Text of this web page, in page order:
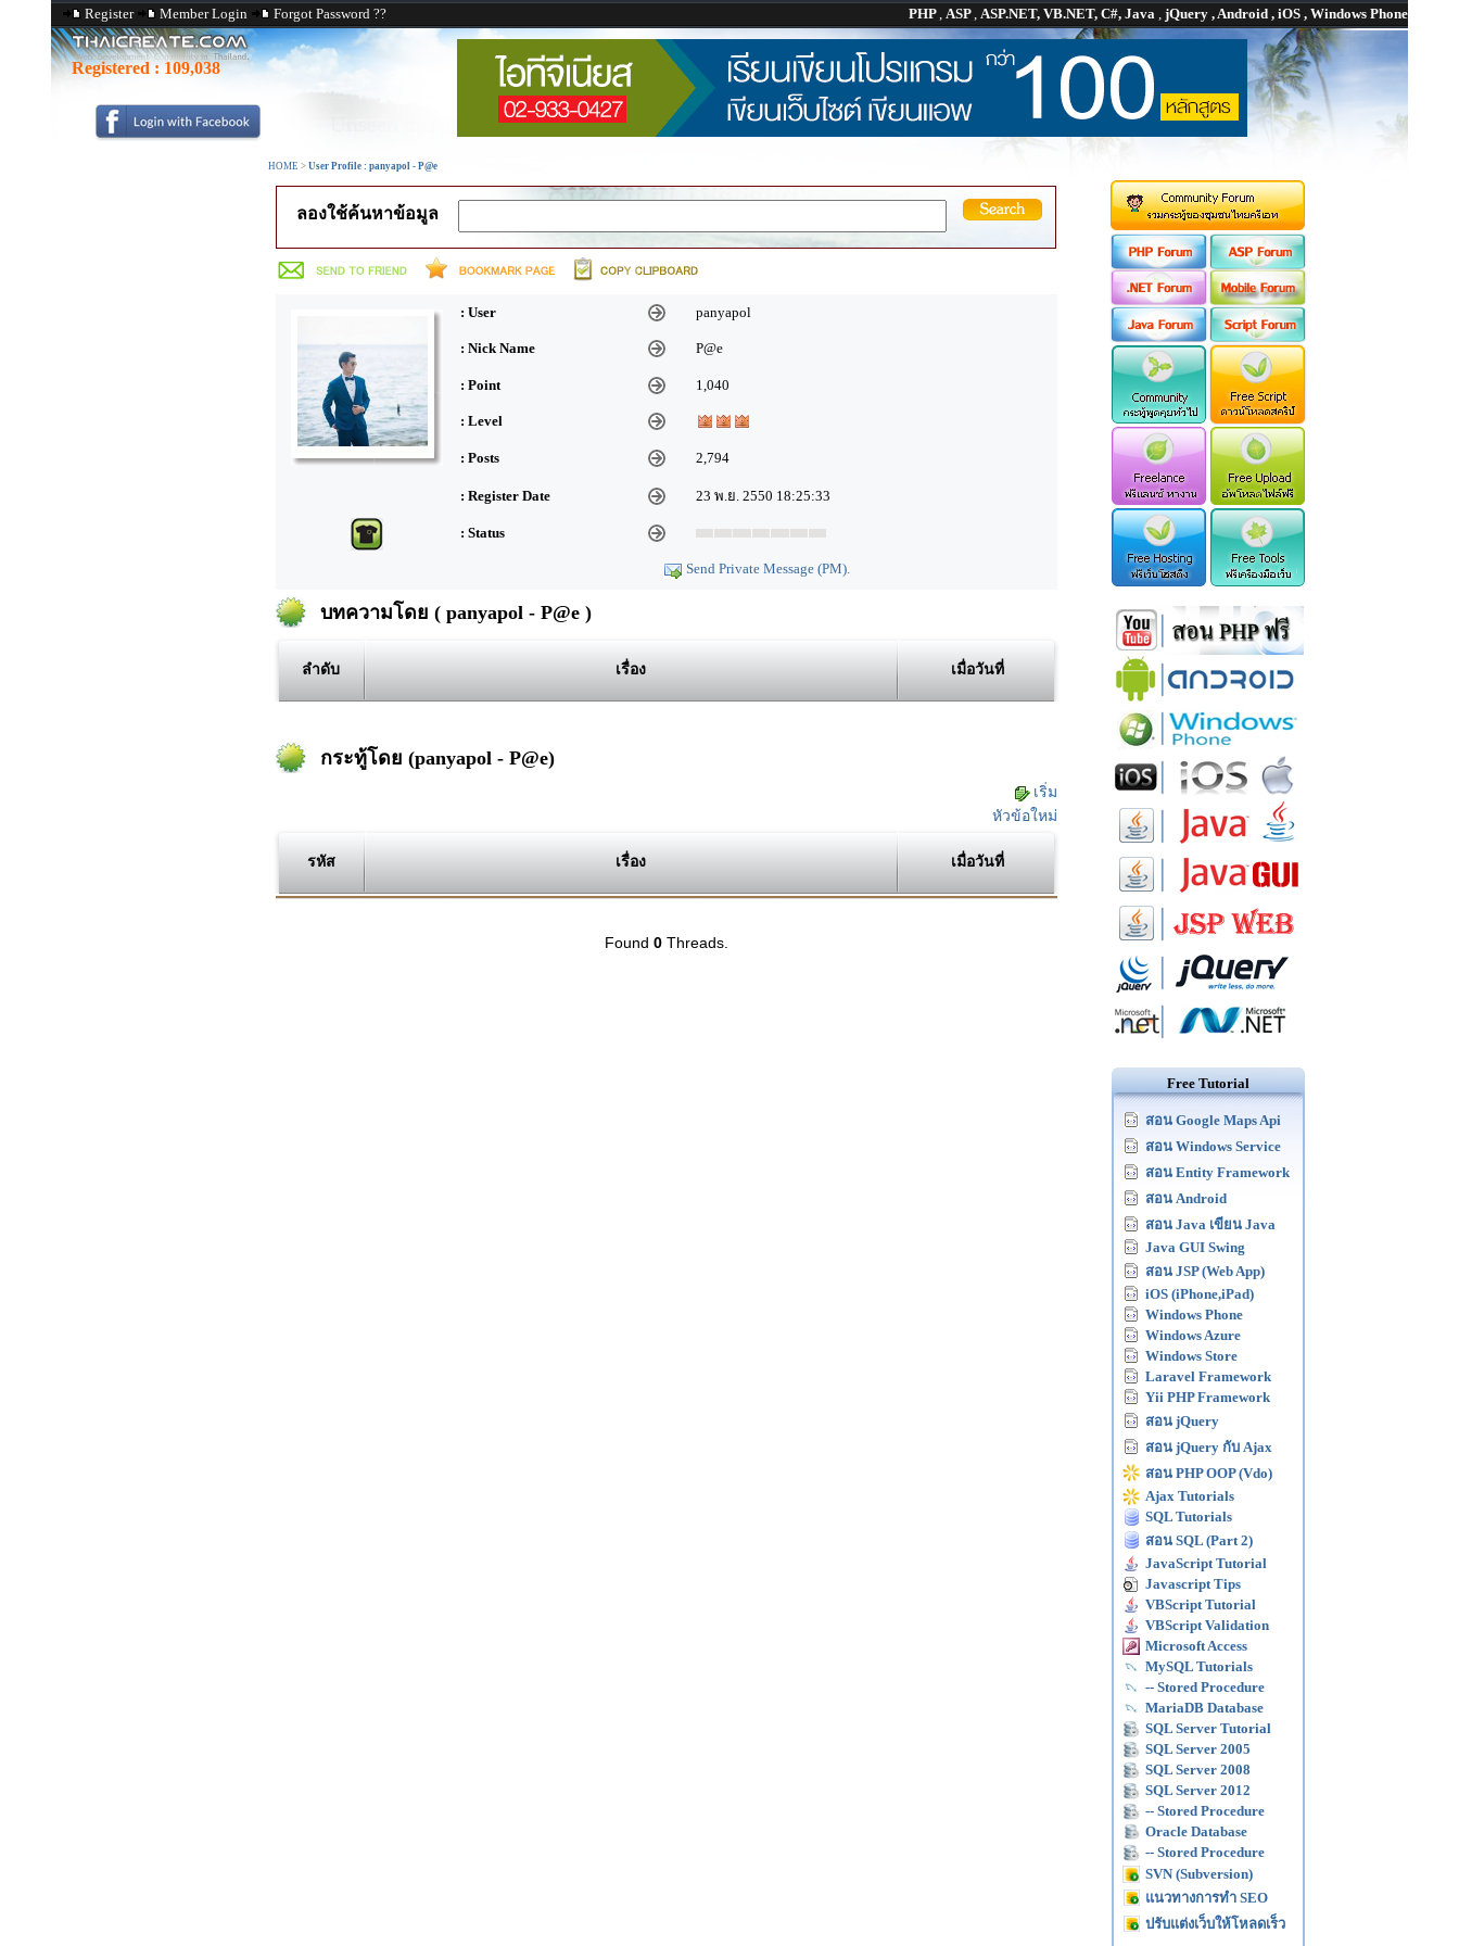
Register Member Login Forgot Password ?? PHP, ASP, ASP.NET, VB.NET, C#, Java , jQuery , Android , iOS , Windows Phone
Registered : 109,038
HOME > User Profile : panyapol - P@e
ลองใช้ค้นหาข้อมูล
: User panyapol
: Nick Name P@e
: Point 1,040
: Level
: Posts 2,794
: Register Date 23 พ.ย. 2550 18:25:33
: Status
Send Private Message (PM).
บทความโดย ( panyapol - P@e )
ลำดับ เรื่อง เมื่อวันที่
กระทู้โดย (panyapol - P@e)
เริ่ม
หัวข้อใหม่
รหัส เรื่อง เมื่อวันที่
Found 0 Threads.
Free Tutorial
สอน Google Maps Api
สอน Windows Service
สอน Entity Framework
สอน Android
สอน Java เขียน Java
Java GUI Swing
สอน JSP (Web App)
iOS (iPhone,iPad)
Windows Phone
Windows Azure
Windows Store
Laravel Framework
Yii PHP Framework
สอน jQuery
สอน jQuery กับ Ajax
สอน PHP OOP (Vdo)
Ajax Tutorials
SQL Tutorials
สอน SQL (Part 2)
JavaScript Tutorial
Javascript Tips
VBScript Tutorial
VBScript Validation
Microsoft Access
MySQL Tutorials
-- Stored Procedure
MariaDB Database
SQL Server Tutorial
SQL Server 2005
SQL Server 2008
SQL Server 2012
-- Stored Procedure
Oracle Database
-- Stored Procedure
SVN (Subversion)
แนวทางการทำ SEO
ปรับแต่งเว็บให้โหลดเร็ว